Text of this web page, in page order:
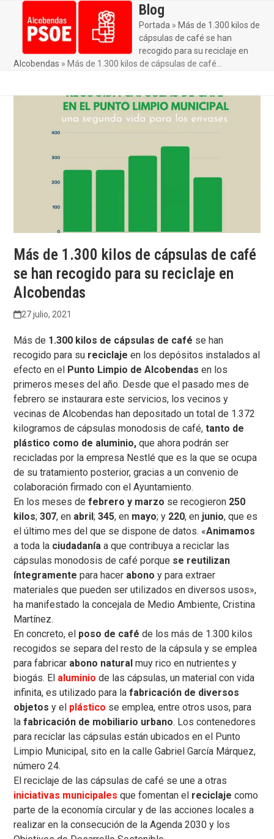
contentmobile
menu
mobile
menu
Blog
Portada » Más de 1.300 kilos de
cápsulas de café se han
recogido para su reciclaje en
Alcobendas » Más de 1.300 kilos de cápsulas de café…
Más de 1.300 kilos de cápsulas de café
se han recogido para su reciclaje en
Alcobendas
27 julio, 2021
Más de 1.300 kilos de cápsulas de café se han
recogido para su reciclaje en los depósitos instalados al
efecto en el
Punto Limpio de Alcobendas en los
primeros meses del año. Desde que el pasado mes de
febrero se instaurara este servicios, los vecinos y
vecinas de Alcobendas han depositado un total de 1.372
kilogramos de cápsulas monodosis de café,tanto de
plástico como de aluminio, que ahora podrán ser
recicladas por la empresa Nestlé que es la que se ocupa
de su tratamiento posterior, gracias a un convenio de
colaboración firmado con el Ayuntamiento.
En los meses defebrero y marzo se recogieron 250
kilos;307, en abril;345, en mayo; y 220, en junio, que es
el último mes del que se dispone de datos. «Animamos
a toda la ciudadanía a que contribuya a reciclar las
cápsulas monodosis de café porque se reutilizan
íntegramente para hacer abono y para extraer
materiales que pueden ser utilizados en diversos usos»,
ha manifestado la concejala de Medio Ambiente, Cristina
Martínez.
En concreto, el poso de café de los más de 1.300 kilos
recogidos se separa del resto de la cápsula y se emplea
para fabricar abono natural muy rico en nutrientes y
biogás. El aluminio de las cápsulas, un material con vida
infinita, es utilizado para lafabricación de diversos
objetos y el plástico se emplea, entre otros usos, para
lafabricación de mobiliario urbano. Los contenedores
para reciclar las cápsulas están ubicados en el Punto
Limpio Municipal, sito en la calle Gabriel García Márquez,
número 24.
El reciclaje de las cápsulas de café se une a otras
iniciativas municipales que fomentan el reciclaje como
parte de la economía circular y de las acciones locales a
realizar en la consecución de la Agenda 2030 y los